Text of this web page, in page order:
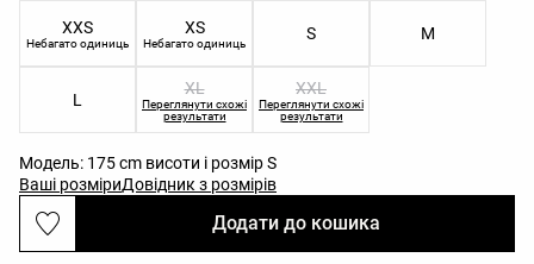
XXS
Небагато одиниць
XS
Небагато одиниць
S M
L
XL
Переглянути схожі
результати
XXL
Переглянути схожі
результати
Модель: 175 cm висоти і розмір S
Ваші розміриДовідник з розмірів
Додати до кошика